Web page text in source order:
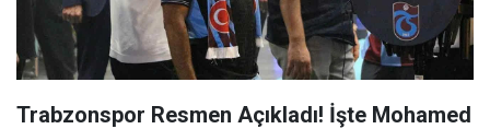
Trabzonspor Resmen Açıkladı! İşte Mohamed